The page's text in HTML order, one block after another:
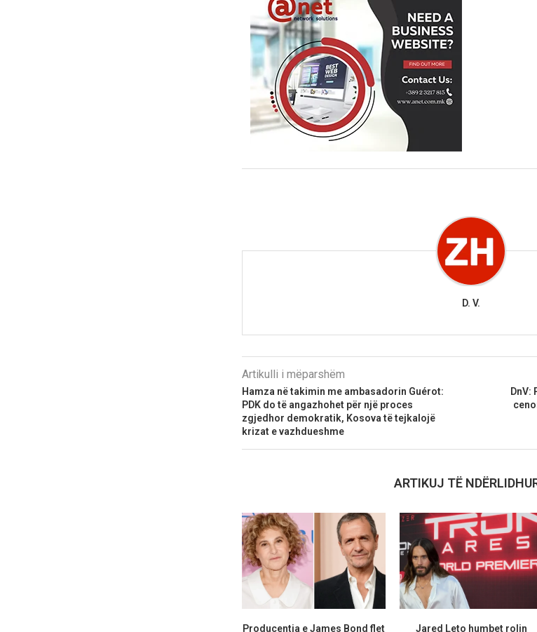
D. V.
Artikulli i mëparshëm
Hamza në takimin me ambasadorin Guérot:
PDK do të angazhohet për një proces
zgjedhor demokratik, Kosova të tejkalojë
krizat e vazhdueshme
ARTIKUJ TË
Producentja e James Bond flet
Jared Leto humbet rolin